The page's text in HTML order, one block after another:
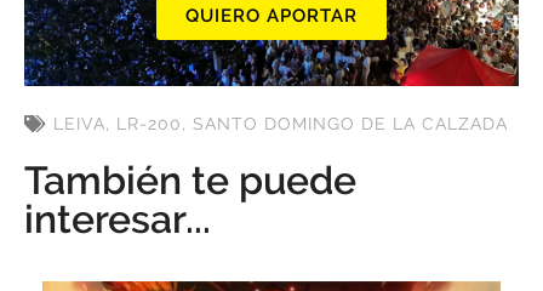
QUIERO APORTAR
LEIVA, LR-200, SANTO DOMINGO DE LA CALZADA
También te puede
interesar...